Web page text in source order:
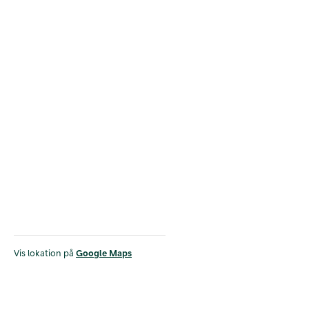
Vis lokation på Google Maps